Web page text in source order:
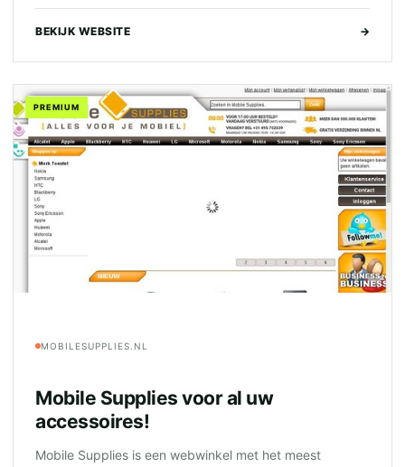
BEKIJK WEBSITE →
PREMIUM
MOBILESUPPLIES.NL
Mobile Supplies voor al uw
accessoires!
Mobile Supplies is een webwinkel met het meest